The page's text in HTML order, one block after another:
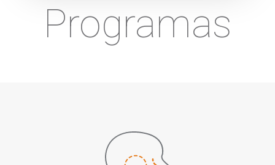
Programas